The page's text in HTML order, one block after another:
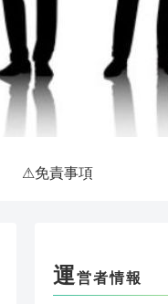
⚠免責事項
運営者情報